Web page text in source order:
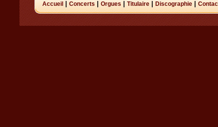
Accueil Concerts Orgues Titulaire Discographie